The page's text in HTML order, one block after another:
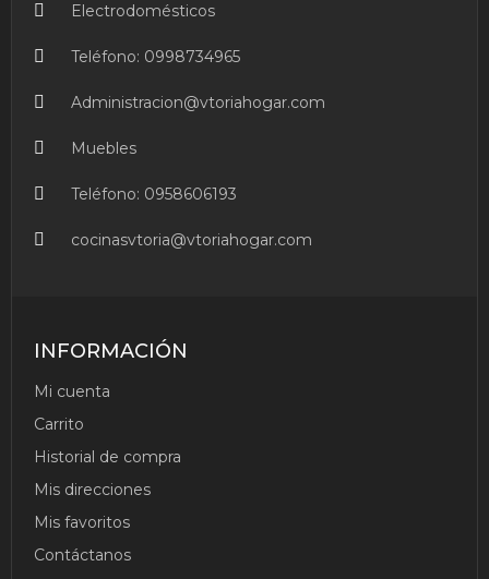
Electrodomésticos
Teléfono: 0998734965
Administracion@vtoriahogar.com
Muebles
Teléfono: 0958606193
cocinasvtoria@vtoriahogar.com
INFORMACIÓN
Mi cuenta
Carrito
Historial de compra
Mis direcciones
Mis favoritos
Contáctanos